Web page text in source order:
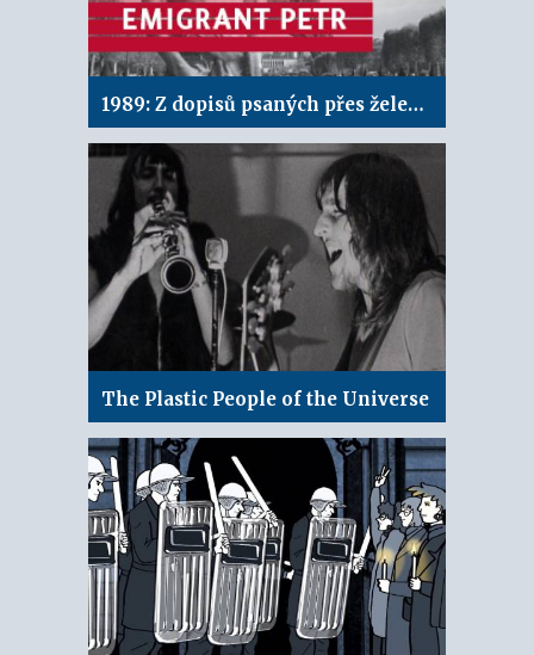
1989: Z dopisů psaných přes železnou oponu
The Plastic People of the Universe